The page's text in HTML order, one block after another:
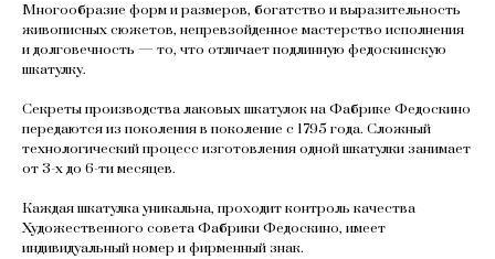
Многообразие форм и размеров, богатство и выразительность
живописных сюжетов, непревзойденное мастерство исполнения
и долговечность — то, что отличает подлинную федоскинскую
шкатулку.
Секреты производства лаковых шкатулок на Фабрике Федоскино
передаются из поколения в поколение с 1795 года. Сложный
технологический процесс изготовления одной шкатулки занимает
от 3-х до 6-ти месяцев.
Каждая шкатулка уникальна, проходит контроль качества
Художественного совета Фабрики Федоскино, имеет
индивидуальный номер и фирменный знак.